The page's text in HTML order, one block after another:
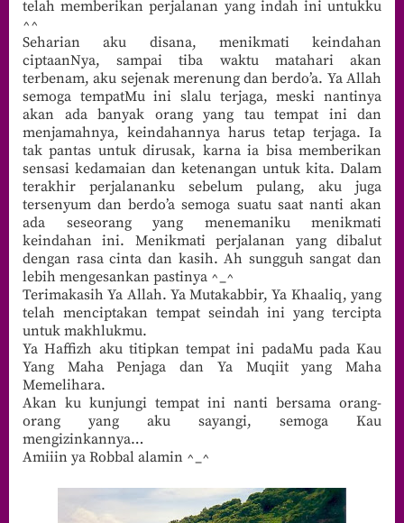
telah memberikan perjalanan yang indah ini untukku
^^
Seharian aku disana, menikmati keindahan
ciptaanNya, sampai tiba waktu matahari akan
terbenam, aku sejenak merenung dan berdo’a. Ya Allah
semoga tempatMu ini slalu terjaga, meski nantinya
akan ada banyak orang yang tau tempat ini dan
menjamahnya, keindahannya harus tetap terjaga. Ia
tak pantas untuk dirusak, karna ia bisa memberikan
sensasi kedamaian dan ketenangan untuk kita. Dalam
terakhir perjalananku sebelum pulang, aku juga
tersenyum dan berdo’a semoga suatu saat nanti akan
ada seseorang yang menemaniku menikmati
keindahan ini. Menikmati perjalanan yang dibalut
dengan rasa cinta dan kasih. Ah sungguh sangat dan
lebih mengesankan pastinya ^_^
Terimakasih Ya Allah. Ya Mutakabbir, Ya Khaaliq, yang
telah menciptakan tempat seindah ini yang tercipta
untuk makhlukmu.
Ya Haffizh aku titipkan tempat ini padaMu pada Kau
Yang Maha Penjaga dan Ya Muqiit yang Maha
Memelihara.
Akan ku kunjungi tempat ini nanti bersama orang-
orang yang aku sayangi, semoga Kau
mengizinkannya…
Amiiin ya Robbal alamin ^_^